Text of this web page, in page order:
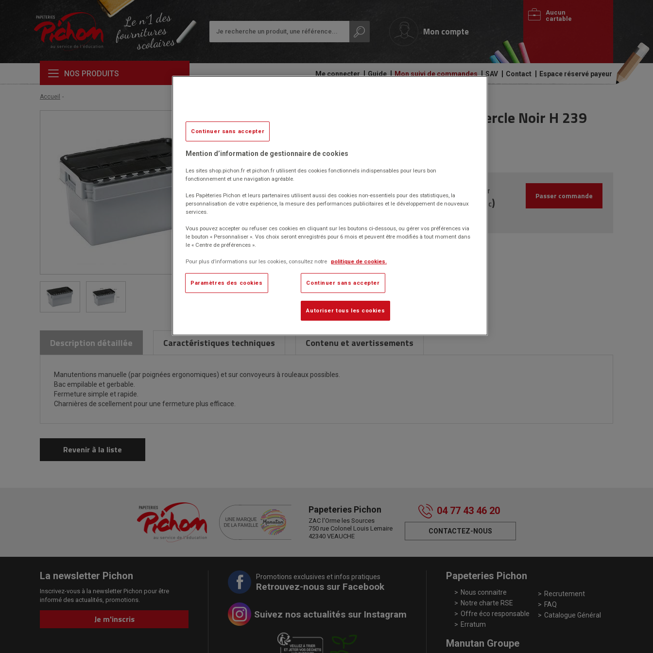
Le n°1 des
fournitures
scolaires
Mon compte
Aucun
cartable
NOS PRODUITS
Audiovisuel,
et
bureautique
Cahiers
archivage
et
et
Ecriture
Ergonomie
-
de
travail
de
classe
Protection
documents
Traçage
Me connecter Guide Mon suivi de commandes SAV Contact Espace réservé payeur
Accueil
Bac std couvercle intégré Gerbage Couvercle Noir H 239
mm Coloris:Gris
Livré par notre fournisseur
Réf. 1009758
Manutentions manuelle (par poignées ergonomiques) et sur
Fermeture simple et rapide.
Charnières de scellement pour une fermeture plus efficace.
Description détaillée
Caractéristiques techniques
44.90€ HT
(53.88€ TTC) Passer commande
Description détaillée
Manutentions manuelle (par poignées ergonomiques) et sur convoyeurs à rouleaux possibles.
Bac empilable et gerbable.
Fermeture simple et rapide.
Charnières de scellement pour une fermeture plus efficace.
Caractéristiques techniques Contenu et avertissements
Revenir à la liste
Papeteries Pichon
ZAC l'Orme les Sources
750 rue Colonel Louis Lemaire
42340 VEAUCHE
04 77 43 46 20
CONTACTEZ-NOUS
La newsletter Pichon
Inscrivez-vous à la newsletter Pichon pour être
informé des actualités, promotions.
Je m'inscris
Promotions exclusives et infos pratiques
Retrouvez-nous sur Facebook
Suivez nos actualités sur Instagram
Papeteries Pichon
Nous connaitre
Notre charte RSE
Offre éco responsable
Erratum
Recrutement
FAQ
Catalogue Général
Manutan Groupe
Continuer sans accepter
Mention d’information de gestionnaire de cookies
Les sites shop.pichon.fr et pichon.fr utilisent des cookies fonctionnels indispensables pour leurs bon
fonctionnement et une navigation agréable.
Les Papèteries Pichon et leurs partenaires utilisent aussi des cookies non-essentiels pour des statistiques, la
personnalisation de votre expérience, la mesure des performances publicitaires et le développement de nouveaux
services.
Vous pouvez accepter ou refuser ces cookies en cliquant sur les boutons ci-dessous, ou gérer vos préférences via
le bouton « Personnaliser ». Vos choix seront enregistrés pour 6 mois et peuvent être modifiés à tout moment dans
le « Centre de préférences ».
Pour plus d’informations sur les cookies, consultez notre politique de cookies.
Paramètres des cookies Continuer sans accepter
Autoriser tous les cookies